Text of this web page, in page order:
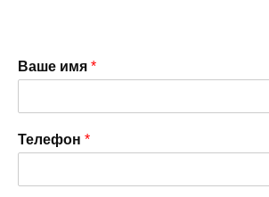
Ваше имя *
Телефон *